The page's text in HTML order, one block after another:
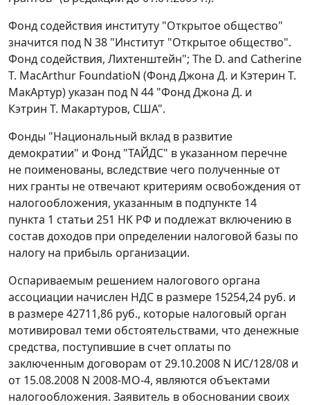
Фонд содействия институту "Открытое общество"
значится под N 38 "Институт "Открытое общество".
Фонд содействия, Лихтенштейн"; The D. and Catherine
T. MacArthur FoundatioN (Фонд Джона Д. и Кэтерин Т.
МакАртур) указан под N 44 "Фонд Джона Д. и
Кэтрин Т. Макартуров, США".
Фонды "Национальный вклад в развитие
демократии" и Фонд "ТАЙДС" в указанном перечне
не поименованы, вследствие чего полученные от
них гранты не отвечают критериям освобождения от
налогообложения, указанным в подпункте 14
пункта 1 статьи 251 НК РФ и подлежат включению в
состав доходов при определении налоговой базы по
налогу на прибыль организации.
Оспариваемым решением налогового органа
ассоциации начислен НДС в размере 15254,24 руб. и
в размере 42711,86 руб., которые налоговый орган
мотивировал теми обстоятельствами, что денежные
средства, поступившие в счет оплаты по
заключенным договорам от 29.10.2008 N ИС/128/08 и
от 15.08.2008 N 2008-МО-4, являются объектами
налогообложения. Заявитель в обосновании своих